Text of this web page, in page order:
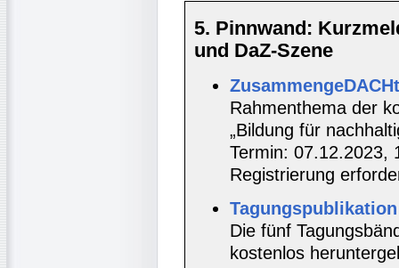
5. Pinnwand:
und DaZ-Szene
Rahmenthema der
„Bildung für
Termin: 07.12.2023,
Registrierung
Tagungspublikation
Die fünf
kostenlos